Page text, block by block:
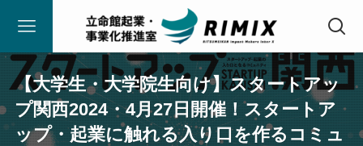
【大学生・大学院生向け】スタートアッ
プ関西2024・4月27日開催！スタートア
ップ・起業に触れる入り口を作るコミュ